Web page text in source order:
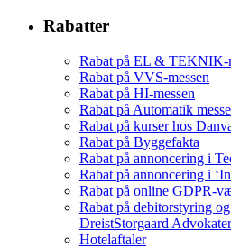
Rabatter
Rabat på EL & TEKNIK-
Rabat på VVS-messen
Rabat på HI-messen
Rabat på Automatik
Rabat på kurser hos
Rabat på Byggefakta
Rabat på annoncering i
Rabat på annoncering i
Rabat på online GDPR-
Rabat på debitorstyring
DreistStorgaard
Hotelaftaler